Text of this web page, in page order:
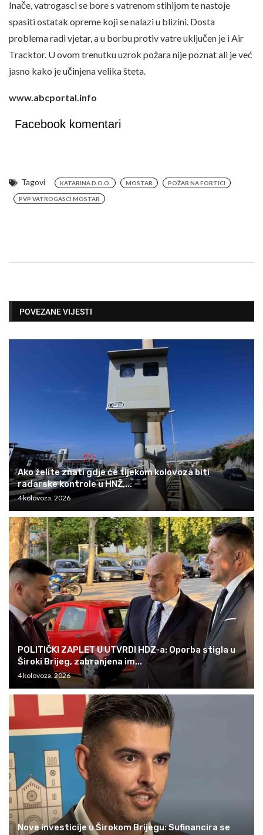
Inače, vatrogasci se bore s vatrenom stihijom te nastoje
spasiti ostatak opreme koji se nalazi u blizini. Dosta
problema radi vjetar, a u borbu protiv vatre uključen je i Air
Tracktor. U ovom trenutku uzrok požara nije poznat ali je već
jasno kako je učinjena velika šteta.
www.abcportal.info
Facebook komentari
Tagovi KATARINA D.O.O. MOSTAR POŽAR NA FORTICI
PVP VATROGASCI MOSTAR
POVEZANE VIJESTI
Ako želite znati gdje će tijekom kolovoza biti
radarske kontrole u HNŽ,...
4 kolovoza, 2026
POLITIČKI ZAPLET U UTVRDI HDZ-a: Oporba stigla u
Široki Brijeg, zabranjena im...
4 kolovoza, 2026
Nove investicije u Širokom Brijegu: Sufinancira se